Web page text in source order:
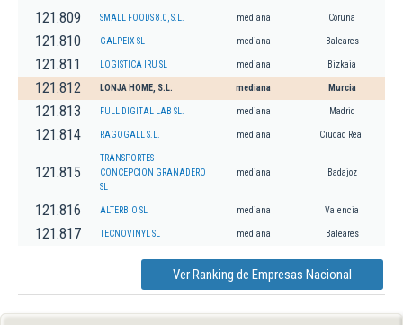
121.809 SMALL FOODS 8.0, S.L. mediana Coruña
121.810 GALPEIX SL mediana Baleares
121.811 LOGISTICA IRU SL mediana Bizkaia
121.812 LONJA HOME, S.L. mediana Murcia
121.813 FULL DIGITAL LAB SL. mediana Madrid
121.814 RAGOGALL S.L. mediana Ciudad Real
121.815
TRANSPORTES
CONCEPCION GRANADERO
SL
mediana Badajoz
121.816 ALTERBIO SL mediana Valencia
121.817 TECNOVINYL SL mediana Baleares
Ver Ranking de Empresas Nacional